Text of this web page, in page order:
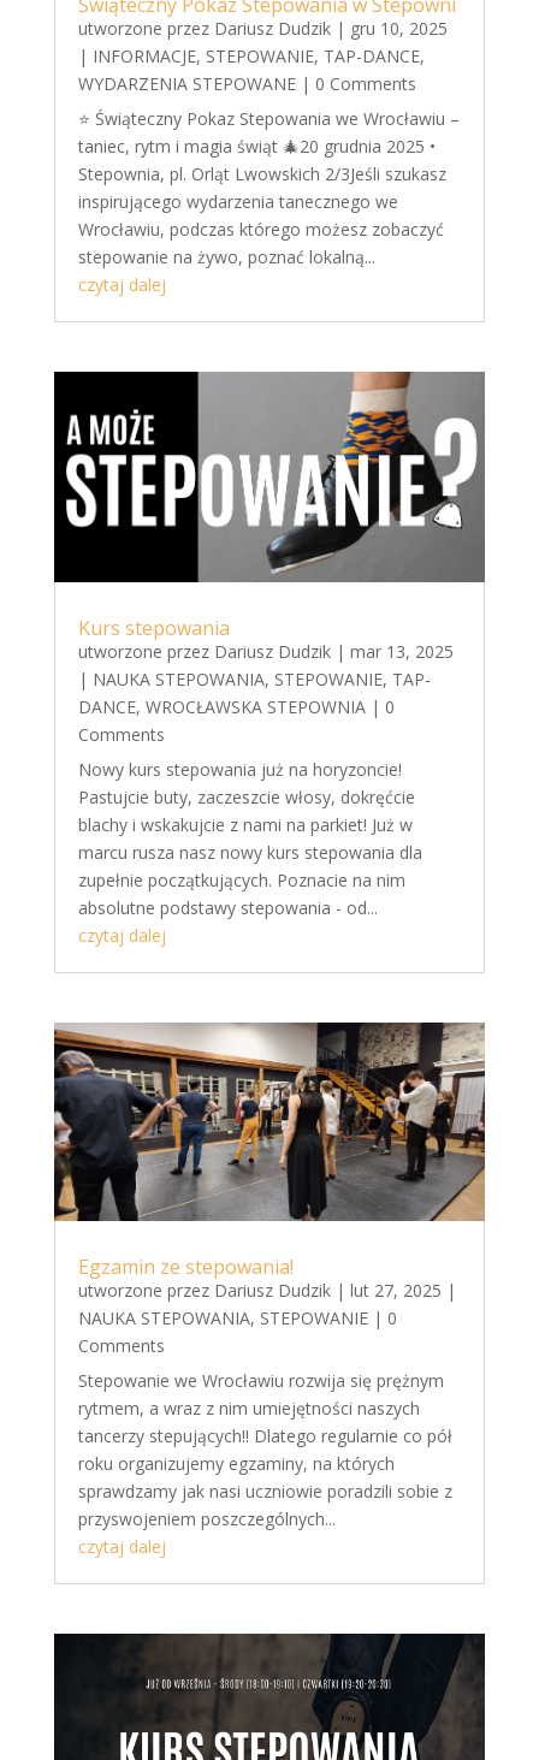
utworzone przez Dariusz Dudzik| gru 10, 2025
| INFORMACJE, STEPOWANIE, TAP-DANCE,
WYDARZENIA STEPOWANE| 0 Comments
⭐ Świąteczny Pokaz Stepowania we Wrocławiu –
taniec, rytm i magia świąt 🎄20 grudnia 2025 •
Stepownia, pl. Orląt Lwowskich 2/3Jeśli szukasz
inspirującego wydarzenia tanecznego we
Wrocławiu, podczas którego możesz zobaczyć
stepowanie na żywo, poznać lokalną...
czytaj dalej
Kurs stepowania
utworzone przez Dariusz Dudzik| mar 13, 2025
| NAUKA STEPOWANIA, STEPOWANIE, TAP-
DANCE, WROCŁAWSKA STEPOWNIA| 0
Comments
Nowy kurs stepowania już na horyzoncie!
Pastujcie buty, zaczeszcie włosy, dokręćcie
blachy i wskakujcie z nami na parkiet! Już w
marcu rusza nasz nowy kurs stepowania dla
zupełnie początkujących. Poznacie na nim
absolutne podstawy stepowania - od...
czytaj dalej
Egzamin ze stepowania!
utworzone przez Dariusz Dudzik| lut 27, 2025 |
NAUKA STEPOWANIA, STEPOWANIE| 0
Comments
Stepowanie we Wrocławiu rozwija się prężnym
rytmem, a wraz z nim umiejętności naszych
tancerzy stepujących!! Dlatego regularnie co pół
roku organizujemy egzaminy, na których
sprawdzamy jak nasi uczniowie poradzili sobie z
przyswojeniem poszczególnych...
czytaj dalej